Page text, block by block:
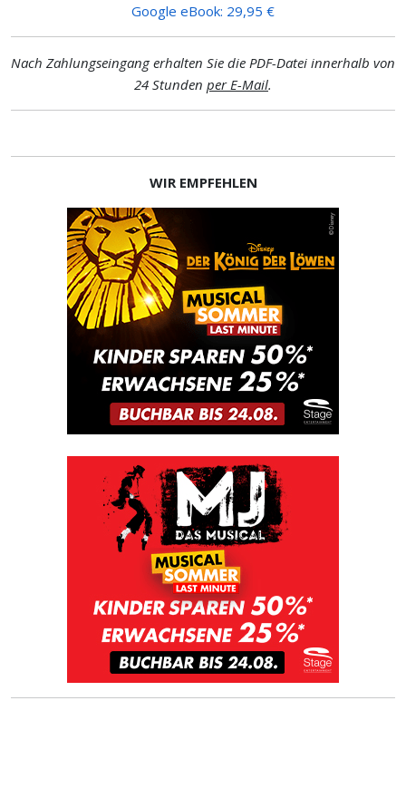
Google eBook: 29,95 €
Nach Zahlungseingang erhalten Sie die PDF-Datei innerhalb von
24 Stunden per E-Mail.
WIR EMPFEHLEN